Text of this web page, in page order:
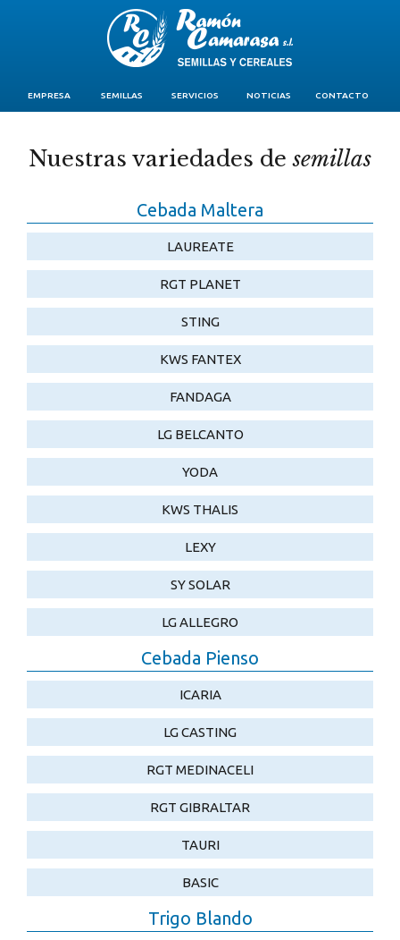
EMPRESA SEMILLAS SERVICIOS NOTICIAS CONTACTO
Nuestras variedades desemillas
Cebada Maltera
LAUREATE
RGT PLANET
STING
KWS FANTEX
FANDAGA
LG BELCANTO
YODA
KWS THALIS
LEXY
SY SOLAR
LG ALLEGRO
Cebada Pienso
ICARIA
LG CASTING
RGT MEDINACELI
RGT GIBRALTAR
TAURI
BASIC
Trigo Blando